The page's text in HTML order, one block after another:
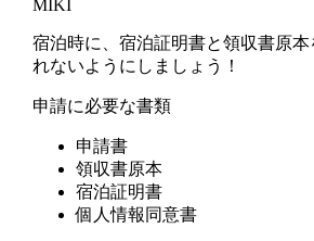
MIKI
宿泊時に、宿泊証明書と領収書原本
れないようにしましょう！
申請に必要な書類
申請書
領収書原本
宿泊証明書
個人情報同意書